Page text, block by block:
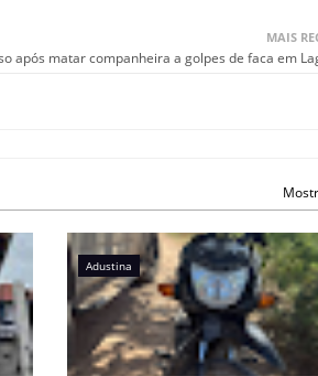
MAIS
após matar companheira a golpes de faca em
Adustina